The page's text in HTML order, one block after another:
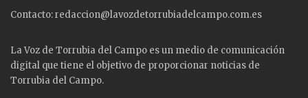
Contacto: redaccion@lavozdetorrubiadelcampo.com.es
La Voz de Torrubia del Campo es un medio de comunicación
digital que tiene el objetivo de proporcionar noticias de
Torrubia del Campo.